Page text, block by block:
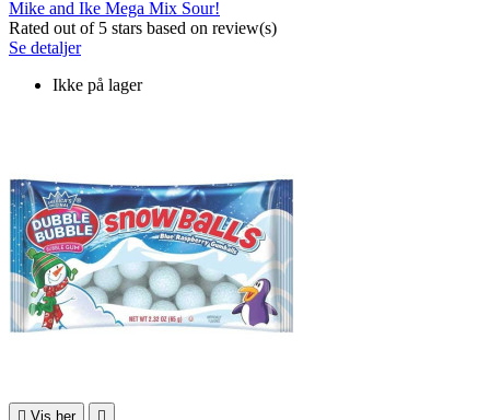
Mike and Ike Mega Mix Sour!
Rated out of 5 stars based on review(s)
Se detaljer
Ikke på lager
 Vis her 